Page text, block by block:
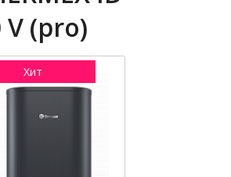
V (pro)
Хит